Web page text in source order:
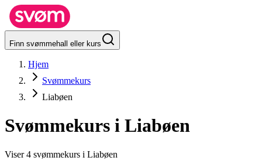
Finn svømmehall eller kurs
Hjem
Svømmekurs
Liabøen
Svømmekurs i Liabøen
Viser 4 svømmekurs i Liabøen